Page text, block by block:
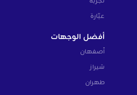
عبّارة
أفضل الوجهات
أصفهان
شيراز
طهران